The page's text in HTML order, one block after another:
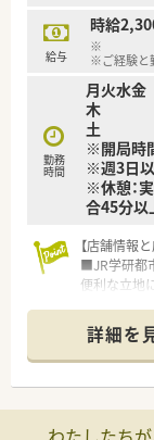
給与
時給
※
※ご経験と
勤務
時間
月火水金
木 09
土 09
※開局時
※週3日以
※休憩：
合45分以
【店舗情報
■JR学研都
便利な立地
り、幅広い
■処方箋は
でゆとりを
■「からだ
詳細を